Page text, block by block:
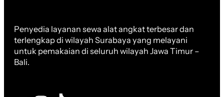
Penyedia layanan sewa alat angkat terbesar dan
terlengkap di wilayah Surabaya yang melayani
untuk pemakaian di seluruh wilayah Jawa Timur –
Bali.